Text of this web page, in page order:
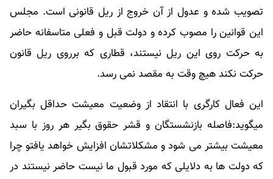
تصویب شده و عدول از آن خروج از ریل قانونی است. مجلس
این قوانین را مصوب کرده و دولت قبل و فعلی متاسفانه حاضر
به حرکت روی این ریل نیستند، قطاری که برروی ریل قانون
حرکت نکند هیچ وقت به مقصد نمی رسد.
این فعال کارگری با انتقاد از وضعیت معیشت حداقل بگیران
میگوید:فاصله بازنشستگان و قشر حقوق بگیر هر روز با سبد
معیشت بیشتر می شود و مشکلاتشان افزایش خواهد یافتو چرا
که دولت ها به دلایلی که مورد قبول ما نیست حاضر نیستند در